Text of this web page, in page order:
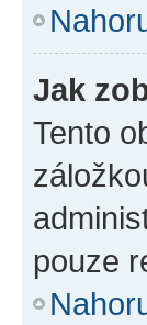
Jak
Tento
pouze